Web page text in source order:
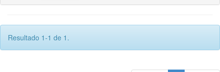
Resultado 1-1 de 1.